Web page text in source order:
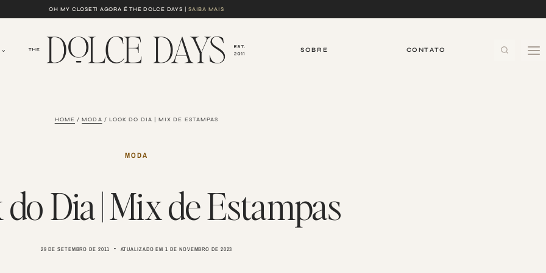
OH MY CLOSET! AGORA É THE DOLCE DAYS |SAIBA MAIS
SOBRE CONTATO
HOME / MODA / LOOK DO DIA | MIX DE ESTAMPAS
MODA
Dia | Mix de Estampas
29 DE SETEMBRO DE 2011 ATUALIZADO EM 1 DE NOVEMBRO DE 2023